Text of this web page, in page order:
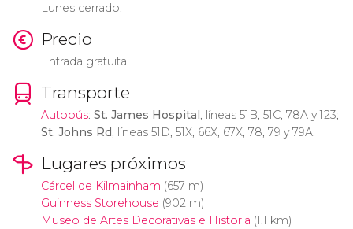
Lunes cerrado.
Precio
Entrada gratuita.
Transporte
Autobús: St. James Hospital, líneas 51B, 51C, 78A y 123;
St. Johns Rd, líneas 51D, 51X, 66X, 67X, 78, 79 y 79A.
Lugares próximos
Cárcel de Kilmainham (657 m)
Guinness Storehouse (902 m)
Museo de Artes Decorativas e Historia (1.1 km)